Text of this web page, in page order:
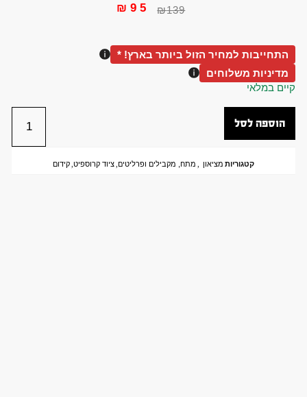
₪139
₪95
התחייבות למחיר הזול ביותר בארץ! *
מדיניות משלוחים
קיים במלאי
הוספה לסל
קטגוריות מציאון , מתח, מקבילים ופרליטים,ציוד קרוספיט,קידום